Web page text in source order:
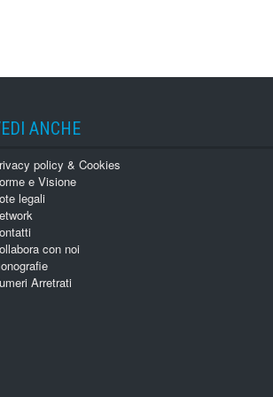
ANCHE
policy & Cookies
e Visione
legali
con noi
Arretrati